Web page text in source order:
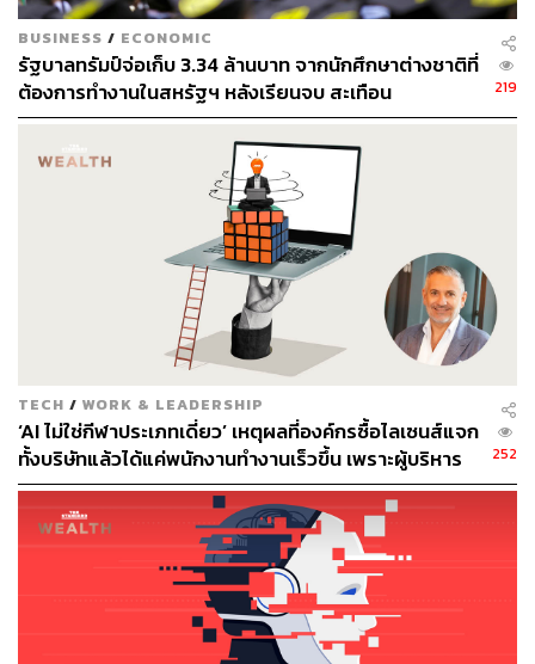
TAGS: Mark Zuckerberg ความสัมพันธ์
การทำงาน
มาร์ก ซักเคอร์เบิร์ก
169
ABOUT THE AUTHOR
อรุณ เหล่าสิล
นักศึกษาฝึกงานประจำกองบรรณาธิการ ​​THE
STANDARD WEALTH
BUSINESS / ECONOMIC
รัฐบาลทรัมป์จ่อเก็บ 3.34 ล้านบาท จากนักศึกษาต่างชาติที่
ต้องการทำงานในสหรัฐฯ หลังเรียนจบ สะเทือน
มหาวิทยาลัย – Silicon Valley
219
TECH / WORK & LEADERSHIP
‘AI ไม่ใช่กีฬาประเภทเดี่ยว’ เหตุผลที่องค์กรซื้อไลเซนส์แจก
ทั้งบริษัทแล้วได้แค่พนักงานทำงานเร็วขึ้น เพราะผู้บริหาร
เข้าใจ AI ผิดตั้งแต่ต้น
252